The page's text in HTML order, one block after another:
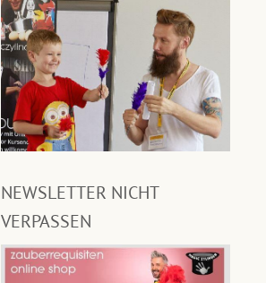
NEWSLETTER NICHT
VERPASSEN